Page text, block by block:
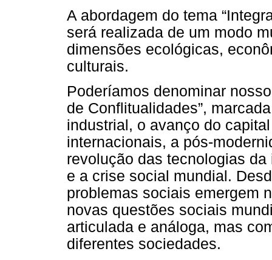
A abordagem do tema
será realizada de um modo
dimensões ecológicas,
culturais.
Poderíamos denominar
de Conflitualidades”,
industrial, o avanço do
internacionais, a pós-
revolução das tecnologias
e a crise social mundial.
problemas sociais emergem
novas questões sociais
articulada e análoga, mas
diferentes sociedades.